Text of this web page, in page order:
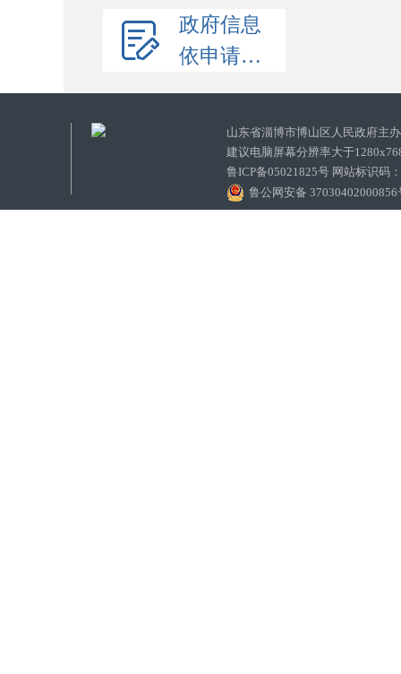
政府信息
依申请公开
山东省淄博市博山区人民政府
建议电脑屏幕分辨率大于
鲁ICP备05021825号 网站标识码
鲁公网安备 37030402000856